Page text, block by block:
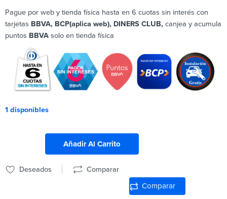
Pague por web y tienda física hasta en 6 cuotas sin interés con
tarjetas BBVA, BCP(aplica web), DINERS CLUB, canjea y acumula
puntos BBVA solo en tienda física
1 disponibles
Añadir Al Carrito
Deseados Comparar
Comparar